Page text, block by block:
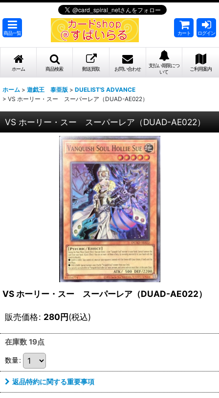
商品一覧 カート ログイン
ホーム 商品検索 郵送買取 お問い合わせ
支払い期限につ
いて
ご利用案内
ホーム > 遊戯王 泰亜版 > DUELIST'S ADVANCE
> VS ホーリー・スー スーパーレア（DUAD-AE022）
VS ホーリー・スー スーパーレア（DUAD-AE022）
VS ホーリー・スー スーパーレア（DUAD-AE022）
販売価格: 280円(税込)
在庫数 19点
数量:
返品特約に関する重要事項